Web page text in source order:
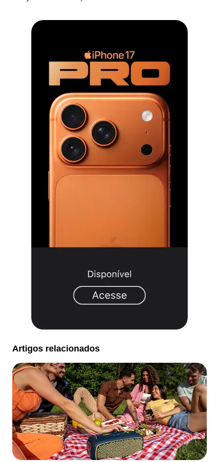
Artigos relacionados